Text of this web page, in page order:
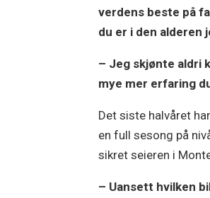
verdens beste på
du er i den alderen
– Jeg skjønte aldri
mye mer erfaring
Det siste halvåret
en full sesong på
sikret seieren i
– Uansett hvilken